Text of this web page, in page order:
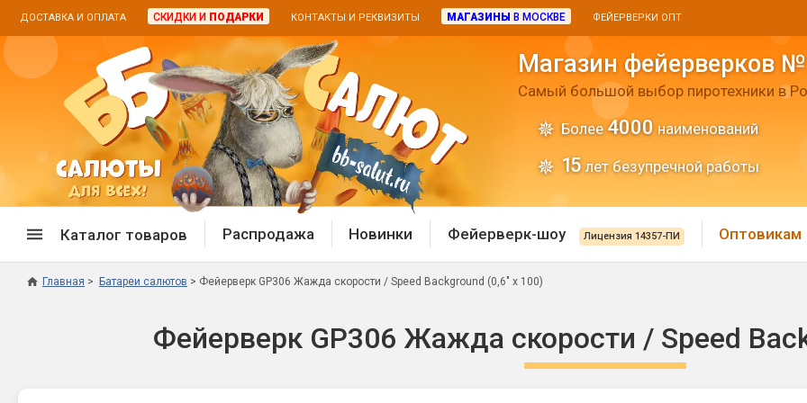
ДОСТАВКА И ОПЛАТА СКИДКИ И ПОДАРКИ КОНТАКТЫ И РЕКВИЗИТЫ МАГАЗИНЫ В МОСКВЕ ФЕЙЕРВЕРКИ ОПТ
Магазин фейерверков
Самый большой выбор пиротехники в
Более 4000 наименований
15 лет безупречной работы
Каталог товаров
Распродажа фейерверков
Дневные батареи
Хлопушки и
Распродажа Новинки Фейерверк-шоу Лицензия 14357-ПИ Оптовикам
Главная Батареи салютов Фейерверк GP306 Жажда скорости / Speed Background (0,6" х 100)
Фейерверк GP306 Жажда скорости / Speed